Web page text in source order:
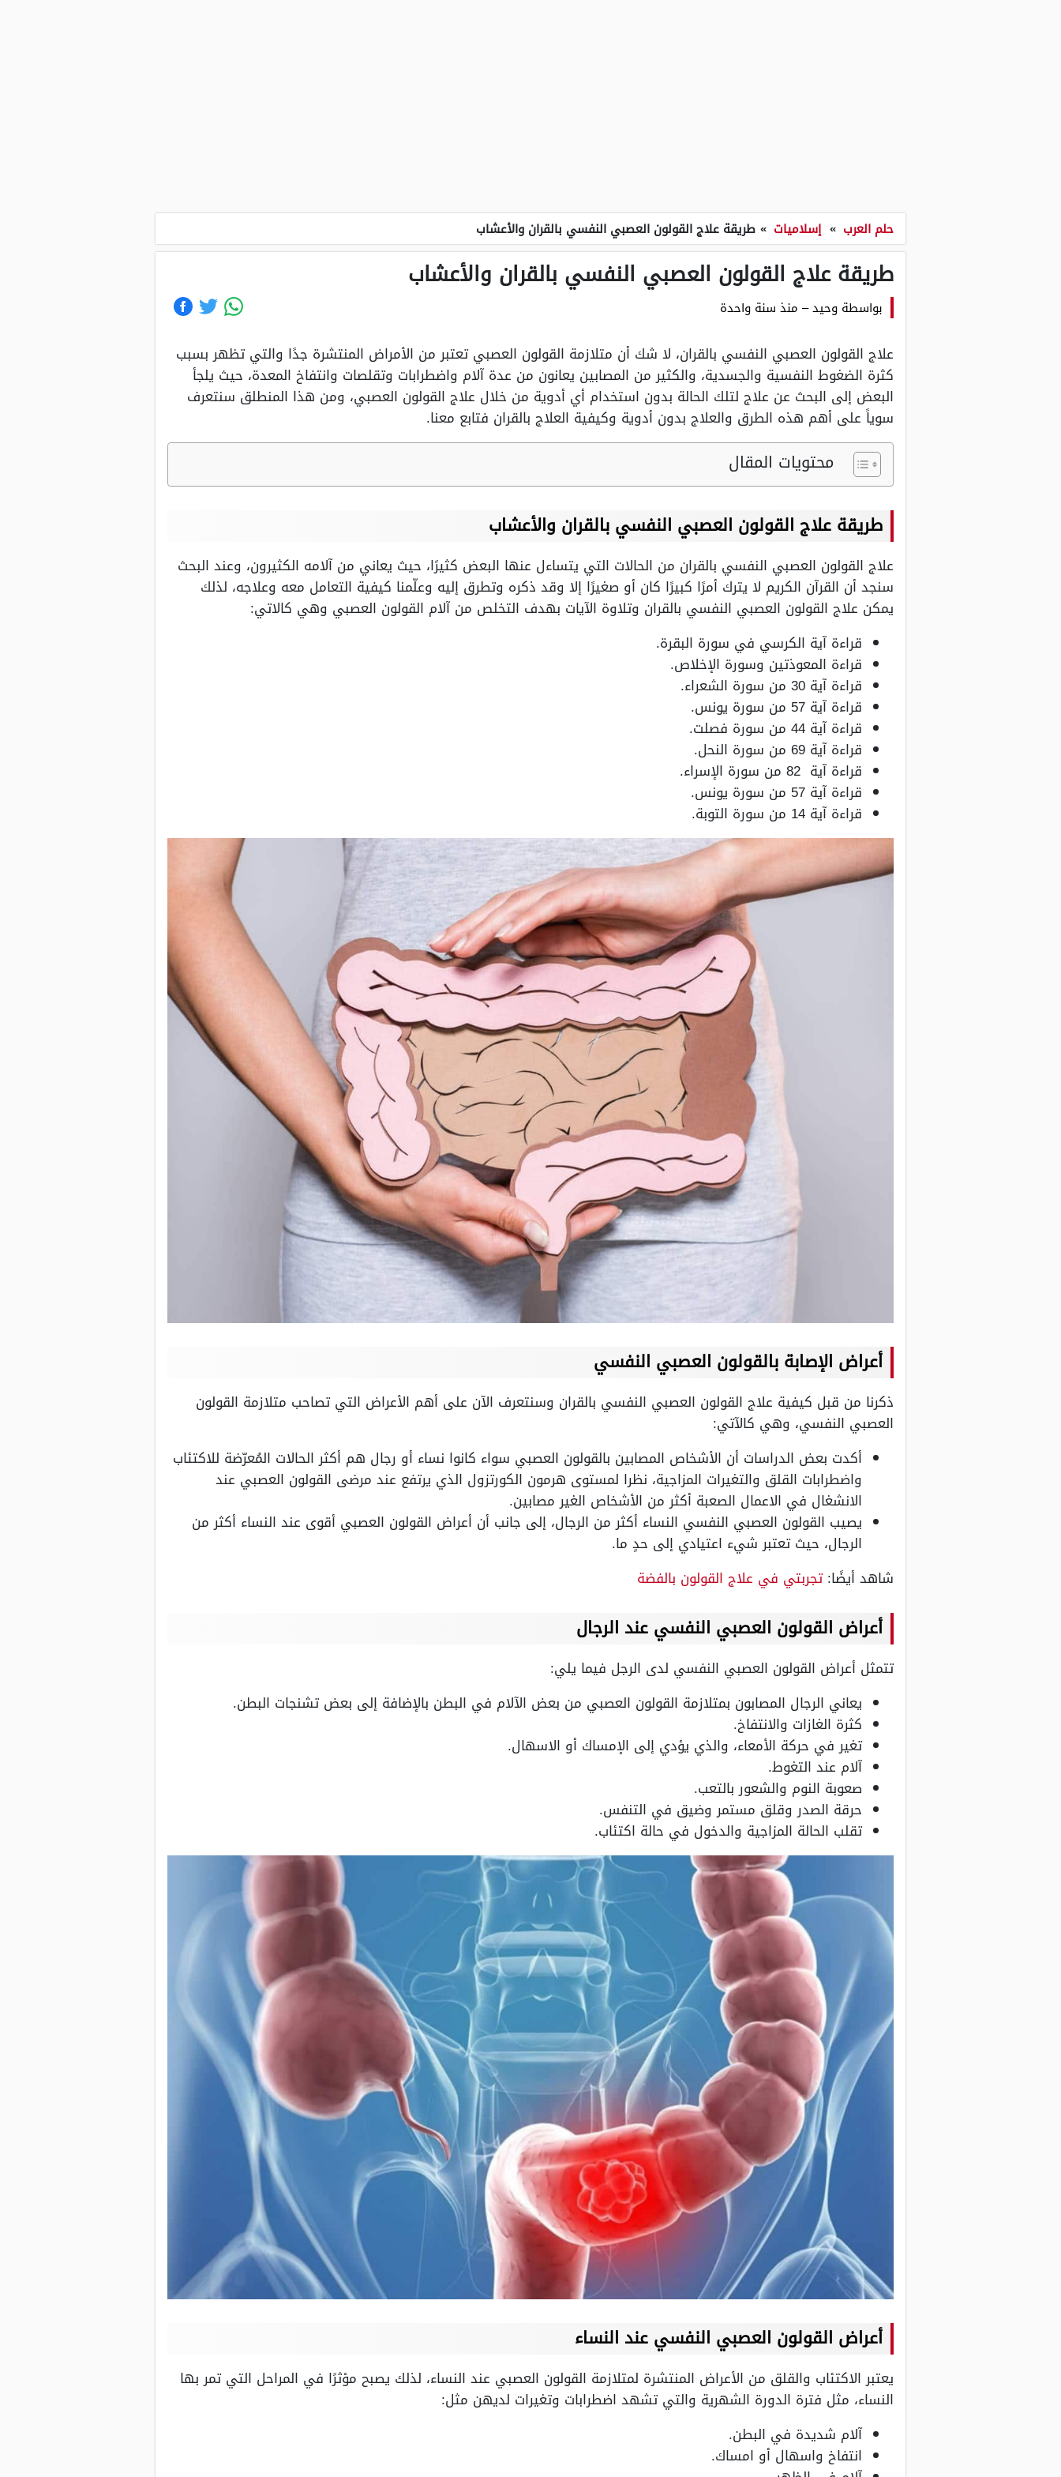
حلم العرب » إسلاميات » طريقة علاج القولون العصبي النفسي بالقران والأعشاب
طريقة علاج القولون العصبي النفسي بالقران والأعشاب
بواسطة وحيد– منذ سنة واحدة
علاج القولون العصبي النفسي بالقران، لا شك أن متلازمة القولون العصبي تعتبر من الأمراض المنتشرة جدًا والتي تظهر بسبب
كثرة الضغوط النفسية والجسدية، والكثير من المصابين يعانون من عدة آلام واضطرابات وتقلصات وانتفاخ المعدة، حيث يلجأ
البعض إلى البحث عن علاج لتلك الحالة بدون استخدام أي أدوية من خلال علاج القولون العصبي، ومن هذا المنطلق سنتعرف
سوياً على أهم هذه الطرق والعلاج بدون أدوية وكيفية العلاج بالقران فتابع معنا.
محتويات المقال
طريقة علاج القولون العصبي النفسي بالقران والأعشاب
علاج القولون العصبي النفسي بالقران من الحالات التي يتساءل عنها البعض كثيرًا، حيث يعاني من آلامه الكثيرون، وعند البحث
سنجد أن القرآن الكريم لا يترك أمرًا كبيرًا كان أو صغيرًا إلا وقد ذكره وتطرق إليه وعلّمنا كيفية التعامل معه وعلاجه، لذلك
يمكن علاج القولون العصبي النفسي بالقران وتلاوة الآيات بهدف التخلص من آلام القولون العصبي وهي كالاتي:
قراءة آية الكرسي في سورة البقرة.
قراءة المعوذتين وسورة الإخلاص.
قراءة آية 30 من سورة الشعراء.
قراءة آية 57 من سورة يونس.
قراءة آية 44 من سورة فصلت.
قراءة آية 69 من سورة النحل.
قراءة آية 82 من سورة الإسراء.
قراءة آية 57 من سورة يونس.
قراءة آية 14 من سورة التوبة.
أعراض الإصابة بالقولون العصبي النفسي
ذكرنا من قبل كيفية علاج القولون العصبي النفسي بالقران وسنتعرف الآن على أهم الأعراض التي تصاحب متلازمة القولون
العصبي النفسي، وهي كالآتي:
أكدت بعض الدراسات أن الأشخاص المصابين بالقولون العصبي سواء كانوا نساء أو رجال هم أكثر الحالات المُعرّضة للاكتئاب
واضطرابات القلق والتغيرات المزاجية، نظرا لمستوى هرمون الكورتزول الذي يرتفع عند مرضى القولون العصبي عند
الانشغال في الاعمال الصعبة أكثر من الأشخاص الغير مصابين.
يصيب القولون العصبي النفسي النساء أكثر من الرجال، إلى جانب أن أعراض القولون العصبي أقوى عند النساء أكثر من
الرجال، حيث تعتبر شيء اعتيادي إلى حدٍ ما.
شاهد أيضًا:تجربتي في علاج القولون بالفضة
أعراض القولون العصبي النفسي عند الرجال
تتمثل أعراض القولون العصبي النفسي لدى الرجل فيما يلي:
يعاني الرجال المصابون بمتلازمة القولون العصبي من بعض الآلام في البطن بالإضافة إلى بعض تشنجات البطن.
كثرة الغازات والانتفاخ.
تغير في حركة الأمعاء، والذي يؤدي إلى الإمساك أو الاسهال.
آلام عند التغوط.
صعوبة النوم والشعور بالتعب.
حرقة الصدر وقلق مستمر وضيق في التنفس.
تقلب الحالة المزاجية والدخول في حالة اكتئاب.
أعراض القولون العصبي النفسي عند النساء
يعتبر الاكتئاب والقلق من الأعراض المنتشرة لمتلازمة القولون العصبي عند النساء، لذلك يصبح مؤثرًا في المراحل التي تمر بها
النساء، مثل فترة الدورة الشهرية والتي تشهد اضطرابات وتغيرات لديهن مثل:
آلام شديدة في البطن.
انتفاخ واسهال أو امساك.